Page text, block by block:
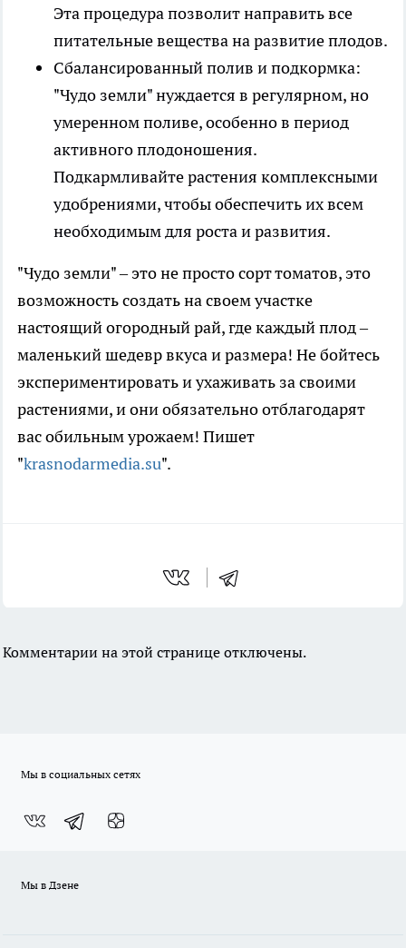
Эта процедура позволит направить все
питательные вещества на развитие плодов.
Сбалансированный полив и подкормка:
"Чудо земли" нуждается в регулярном, но
умеренном поливе, особенно в период
активного плодоношения.
Подкармливайте растения комплексными
удобрениями, чтобы обеспечить их всем
необходимым для роста и развития.
"Чудо земли" – это не просто сорт томатов, это
возможность создать на своем участке
настоящий огородный рай, где каждый плод –
маленький шедевр вкуса и размера! Не бойтесь
экспериментировать и ухаживать за своими
растениями, и они обязательно отблагодарят
вас обильным урожаем! Пишет
"krasnodarmedia.su".
Комментарии на этой странице отключены.
Мы в социальных сетях
Мы в Дзене